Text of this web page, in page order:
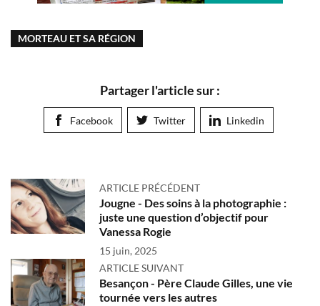
MORTEAU ET SA RÉGION
Partager l'article sur :
Facebook Twitter Linkedin
ARTICLE PRÉCÉDENT
Jougne - Des soins à la photographie :
juste une question d’objectif pour
Vanessa Rogie
15 juin, 2025
ARTICLE SUIVANT
Besançon - Père Claude Gilles, une vie
tournée vers les autres